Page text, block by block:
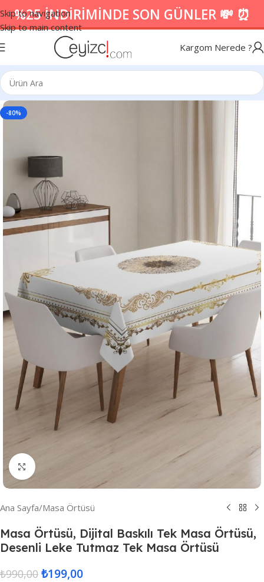
Skip to navigation
Skip to main content
%25 İNDİRİMİNDE SON GÜNLER 💸 ⏰
Kargom Nerede ?
-80%
Resmi Büyüt
Ana Sayfa/Masa Örtüsü
Masa Örtüsü, Dijital Baskılı Tek Masa Örtüsü,
Desenli Leke Tutmaz Tek Masa Örtüsü
₺990,00 ₺199,00